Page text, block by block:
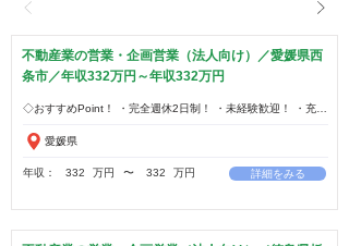
不動産業の営業・企画営業（法人向け）／愛媛県西
条市／年収332万円～年収332万円
愛媛県
年収： 332 万円 ​〜 332 万円 詳細をみる